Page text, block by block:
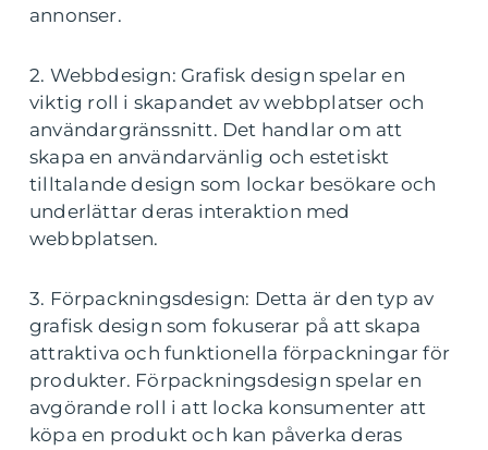
annonser.
2. Webbdesign: Grafisk design spelar en
viktig roll i skapandet av webbplatser och
användargränssnitt. Det handlar om att
skapa en användarvänlig och estetiskt
tilltalande design som lockar besökare och
underlättar deras interaktion med
webbplatsen.
3. Förpackningsdesign: Detta är den typ av
grafisk design som fokuserar på att skapa
attraktiva och funktionella förpackningar för
produkter. Förpackningsdesign spelar en
avgörande roll i att locka konsumenter att
köpa en produkt och kan påverka deras